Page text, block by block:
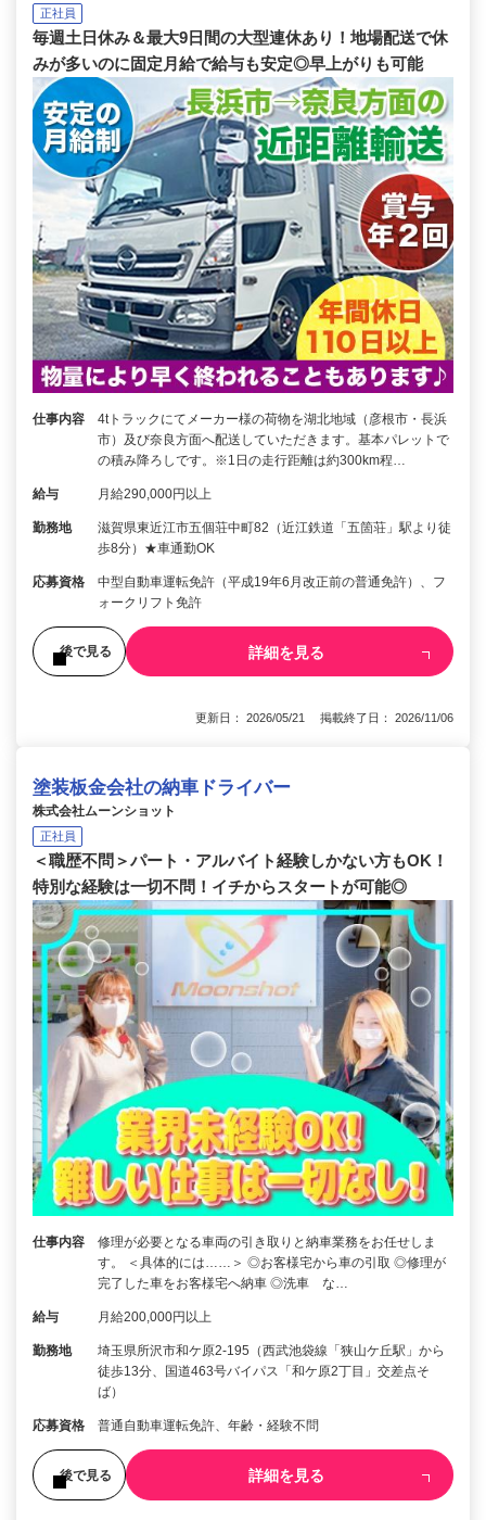
正社員
毎週土日休み＆最大9日間の大型連休あり！地場配送で休
みが多いのに固定月給で給与も安定◎早上がりも可能
仕事内容
4tトラックにてメーカー様の荷物を湖北地域（彦根市・長浜
市）及び奈良方面へ配送していただきます。基本パレットで
の積み降ろしです。※1日の走行距離は約300km程…
給与 月給290,000円以上
勤務地
滋賀県東近江市五個荘中町82（近江鉄道「五箇荘」駅より徒
歩8分）★車通勤OK
応募資格
中型自動車運転免許（平成19年6月改正前の普通免許）、フ
ォークリフト免許
後で見る 詳細を見る
更新日： 2026/05/21 掲載終了日： 2026/11/06
塗装板金会社の納車ドライバー
株式会社ムーンショット
正社員
＜職歴不問＞パート・アルバイト経験しかない方もOK！
特別な経験は一切不問！イチからスタートが可能◎
仕事内容
修理が必要となる車両の引き取りと納車業務をお任せしま
す。 ＜具体的には……＞ ◎お客様宅から車の引取 ◎修理が
完了した車をお客様宅へ納車 ◎洗車 な…
給与 月給200,000円以上
勤務地
埼玉県所沢市和ケ原2‐195（西武池袋線「狭山ケ丘駅」から
徒歩13分、国道463号バイパス「和ケ原2丁目」交差点そ
ば）
応募資格 普通自動車運転免許、年齢・経験不問
後で見る 詳細を見る